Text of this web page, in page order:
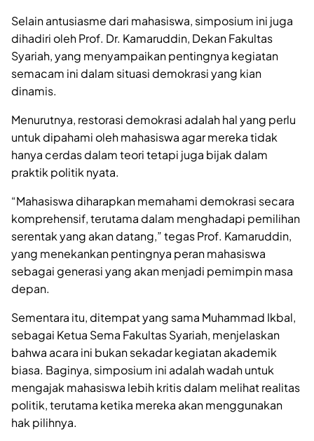
Selain antusiasme dari mahasiswa, simposium ini juga
dihadiri oleh Prof. Dr. Kamaruddin, Dekan Fakultas
Syariah, yang menyampaikan pentingnya kegiatan
semacam ini dalam situasi demokrasi yang kian
dinamis.
Menurutnya, restorasi demokrasi adalah hal yang perlu
untuk dipahami oleh mahasiswa agar mereka tidak
hanya cerdas dalam teori tetapi juga bijak dalam
praktik politik nyata.
“Mahasiswa diharapkan memahami demokrasi secara
komprehensif, terutama dalam menghadapi pemilihan
serentak yang akan datang,” tegas Prof. Kamaruddin,
yang menekankan pentingnya peran mahasiswa
sebagai generasi yang akan menjadi pemimpin masa
depan.
Sementara itu, ditempat yang sama Muhammad Ikbal,
sebagai Ketua Sema Fakultas Syariah, menjelaskan
bahwa acara ini bukan sekadar kegiatan akademik
biasa. Baginya, simposium ini adalah wadah untuk
mengajak mahasiswa lebih kritis dalam melihat realitas
politik, terutama ketika mereka akan menggunakan
hak pilihnya.